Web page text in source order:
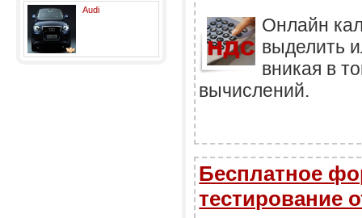
Audi
Онлайн
выделить
вникая в
вычислений.
Бесплатное
тестирование